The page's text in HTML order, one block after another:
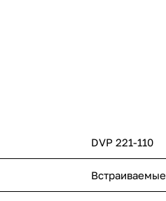
DVP 221-110
Встраиваемые